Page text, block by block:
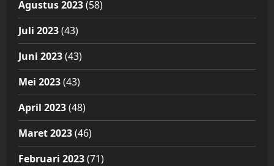
Agustus 2023(58)
Juli 2023(43)
Juni 2023(43)
Mei 2023(43)
April 2023(48)
Maret 2023(46)
Februari 2023(71)